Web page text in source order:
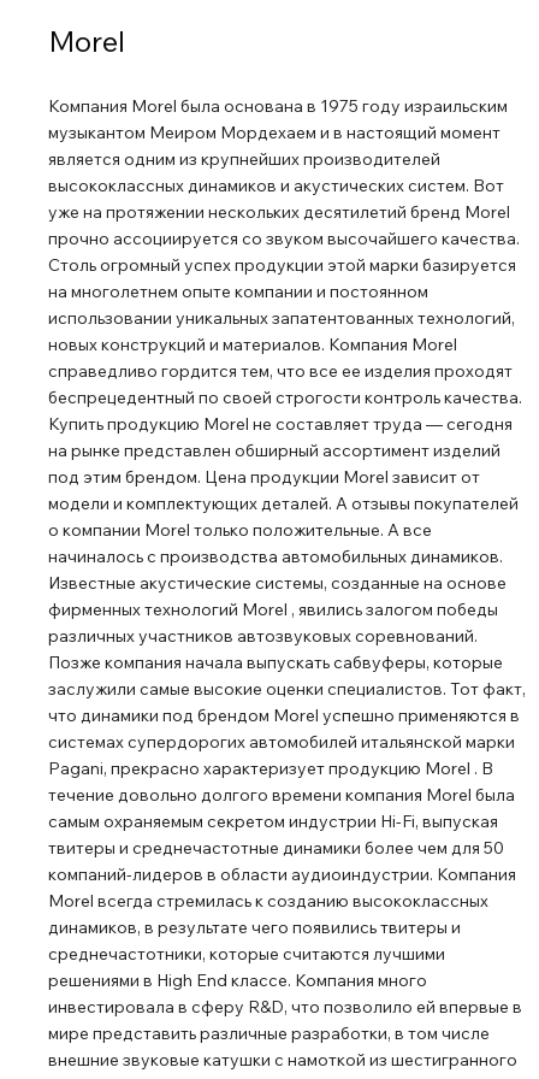
диапазон от 30 до 20 000 Гц, или 45 — 18 000 Гц при
неравномерности ±2 дБ. Обратите внимание, что
направленности в обеих плоскостях. Morel Avyra 633 не
просто обозначает наличие баса, как некоторые
колонки таких же габаритов, а выдаёт его со всей
ударной мощью. С таким нижним регистром колонки
могут работать в системе домашнего кино без
сабвуфера. Такое свойство не слишком характерно для
фазоинверторных систем, сказывается отсутствие
звукопоглотителя внутри корпуса. В пользу этого
предположения говорит и общий характер звучания —
заряженный и напористый, но без лишней агрессии.
Чувствуется, что взаимодействие всех элементов
конструкции тщательно продумано — корпус и
динамики работают как одно гармоничное целое, в
котором отсутствуют даже незначительные диссонансы.
Morel использует принцип незадемпфированного
фазоинверторного оформления — корпус колонки
колеблется синхронно с динамиками, причём эти
полезные вибрации строго контролируется. В таком
случае акустическая система ведёт себя как дека
музыкального инструмента, её звучание становится
тембрально богаче, а благодаря отсутствию
звукопоглощающих и демпфирующих материалов
внутри корпуса радикально снижаются потери энергии.
Второй важный момент заключается в том, что Morel
разрабатывает и выпускает широчайший ассортимент
динамиков, в которых также реализованы
оригинальные технические решения. Это даёт как
минимум два преимущества: собственные
комплектующие обходятся дешевле покупных и
появляется возможность создавать динамики под
конкретный проект, а не наоборот. Последнее
обстоятельство даёт разработчикам гораздо больше
Morel
Компания Morel была основана в 1975 году израильским
музыкантом Меиром Мордехаем и в настоящий момент
является одним из крупнейших производителей
высококлассных динамиков и акустических систем. Вот
уже на протяжении нескольких десятилетий бренд Morel
прочно ассоциируется со звуком высочайшего качества.
Столь огромный успех продукции этой марки базируется
на многолетнем опыте компании и постоянном
использовании уникальных запатентованных технологий,
новых конструкций и материалов. Компания Morel
справедливо гордится тем, что все ее изделия проходят
беспрецедентный по своей строгости контроль качества.
Купить продукцию Morel не составляет труда ― сегодня
на рынке представлен обширный ассортимент изделий
под этим брендом. Цена продукции Morel зависит от
модели и комплектующих деталей. А отзывы покупателей
о компании Morel только положительные. А все
начиналось с производства автомобильных динамиков.
Известные акустические системы, созданные на основе
фирменных технологий Morel , явились залогом победы
различных участников автозвуковых соревнований.
Позже компания начала выпускать сабвуферы, которые
заслужили самые высокие оценки специалистов. Тот факт,
что динамики под брендом Morel успешно применяются в
системах супердорогих автомобилей итальянской марки
Pagani, прекрасно характеризует продукцию Morel . В
течение довольно долгого времени компания Morel была
самым охраняемым секретом индустрии Hi-Fi, выпуская
твитеры и среднечастотные динамики более чем для 50
компаний-лидеров в области аудиоиндустрии. Компания
Morel всегда стремилась к созданию высококлассных
динамиков, в результате чего появились твитеры и
среднечастотники, которые считаются лучшими
решениями в High End классе. Компания много
инвестировала в сферу R&D, что позволило ей впервые в
мире представить различные разработки, в том числе
внешние звуковые катушки с намоткой из шестигранного